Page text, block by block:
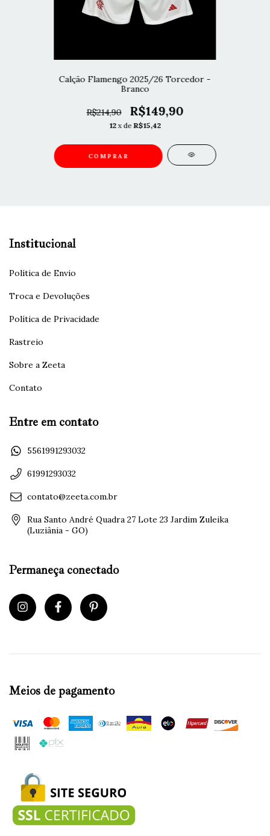
Calção Flamengo 2025/26 Torcedor -
Branco
R$214,90 R$149,90
12 x deR$15,42
COMPRAR
Institucional
Política de Envio
Troca e Devoluções
Política de Privacidade
Rastreio
Sobre a Zeeta
Contato
Entre em contato
5561991293032
61991293032
contato@zeeta.com.br
Rua Santo André Quadra 27 Lote 23 Jardim Zuleika
(Luziânia - GO)
Permaneça conectado
Meios de pagamento